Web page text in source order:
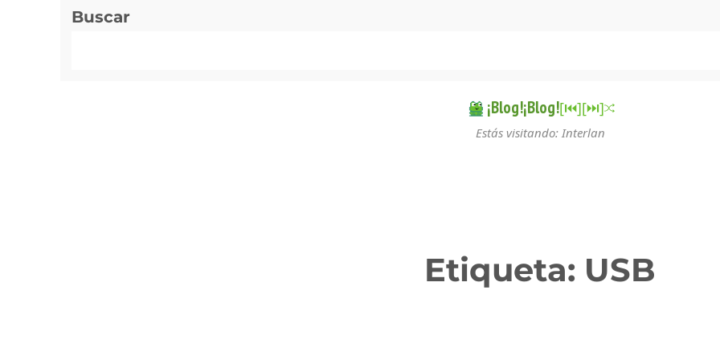
Buscar
¡Blog!¡Blog![⏮︎][⏭︎]
Estás visitando: Interlan
Etiqueta: USB